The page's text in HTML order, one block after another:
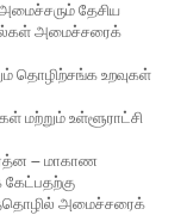
தேசிய
அமைச்சரைக்
தொழிற்சங்க உறவுகள்
மற்றும் உள்ளூராட்சி
– மாகாண
அமைச்சரைக்